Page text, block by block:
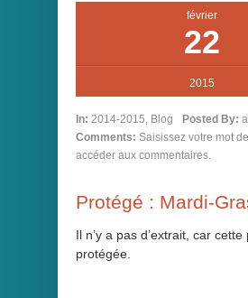
février
22
2015
In: 2014-2015, Blog Posted By:
Comments: Saisissez votre mot
accéder aux commentaires.
Protégé : Mardi-
Il n’y a pas d’extrait, car
protégée.